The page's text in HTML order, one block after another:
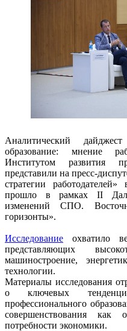
Аналитический
образование: мнение
Институтом развития
представили на пресс-
стратегии
прошло в рамках II
изменений СПО.
горизонты».
Исследование охватило
представляющих
машиностроение,
технологии.
Материалы исследования
о ключевых
профессионального
совершенствования
потребности экономики.